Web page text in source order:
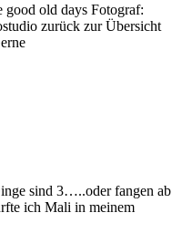
good old days Fotograf:
zurück zur Übersicht
sind 3…..oder fangen ab
ich Mali in meinem